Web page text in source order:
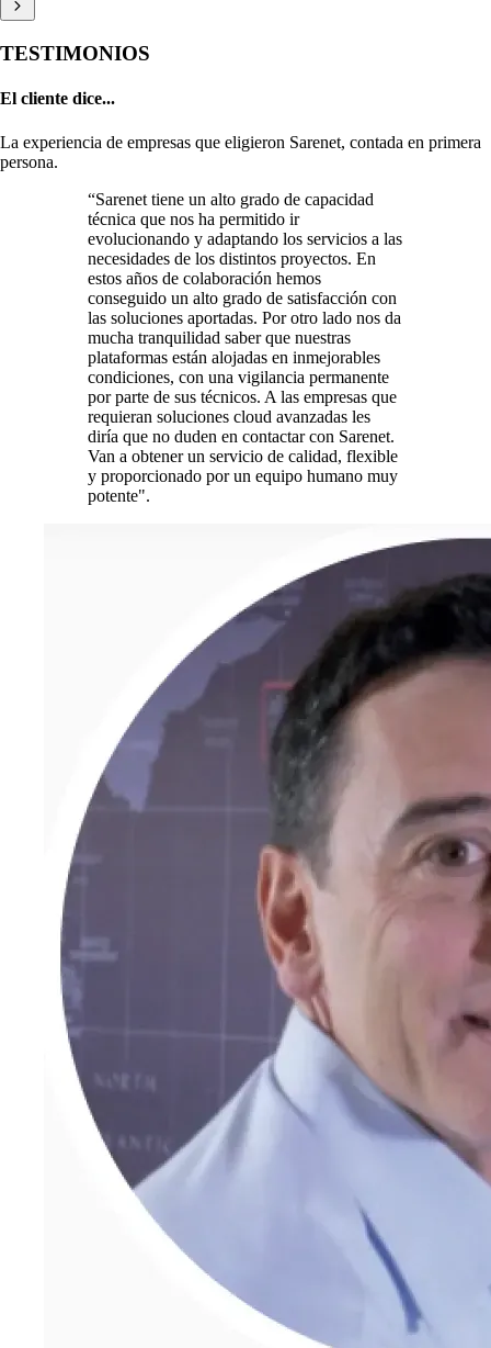
TESTIMONIOS
El cliente dice...
La experiencia de empresas que eligieron Sarenet, contada en primera
persona.
“Sarenet tiene un alto grado de capacidad
técnica que nos ha permitido ir
evolucionando y adaptando los servicios a las
necesidades de los distintos proyectos. En
estos años de colaboración hemos
conseguido un alto grado de satisfacción con
las soluciones aportadas. Por otro lado nos da
mucha tranquilidad saber que nuestras
plataformas están alojadas en inmejorables
condiciones, con una vigilancia permanente
por parte de sus técnicos. A las empresas que
requieran soluciones cloud avanzadas les
diría que no duden en contactar con Sarenet.
Van a obtener un servicio de calidad, flexible
y proporcionado por un equipo humano muy
potente".